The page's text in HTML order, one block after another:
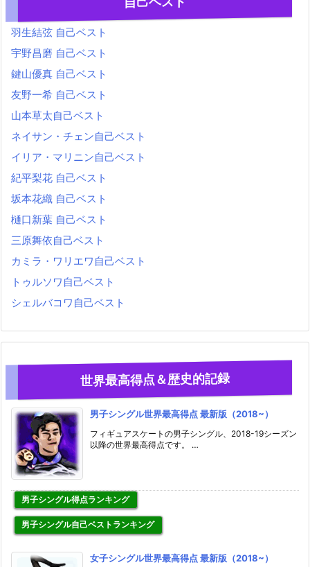
羽生結弦 自己ベスト
宇野昌磨 自己ベスト
鍵山優真 自己ベスト
友野一希 自己ベスト
山本草太自己ベスト
ネイサン・チェン自己ベスト
イリア・マリニン自己ベスト
紀平梨花 自己ベスト
坂本花織 自己ベスト
樋口新葉 自己ベスト
三原舞依自己ベスト
カミラ・ワリエワ自己ベスト
トゥルソワ自己ベスト
シェルバコワ自己ベスト
世界最高得点＆歴史的記録
男子シングル世界最高得点 最新版（2018~）
フィギュアスケートの男子シングル、2018-19シーズン
以降の世界最高得点です。 …
男子シングル得点ランキング
男子シングル自己ベストランキング
女子シングル世界最高得点 最新版（2018~）